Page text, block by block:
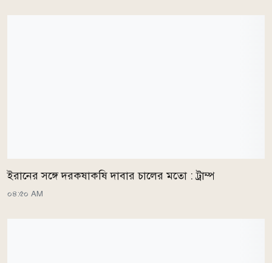
ইরানের সঙ্গে দরকষাকষি দাবার চালের মতো : ট্রাম্প
০৪:৫০ AM